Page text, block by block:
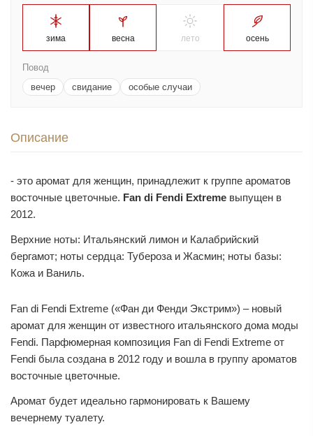
зима весна лето осень
Повод
вечер
свидание особые случаи
Описание
- это аромат для женщин, принадлежит к группе ароматов
восточные цветочные. Fan di Fendi Extreme выпущен в
2012.
Верхние ноты: Итальянский лимон и Калабрийский
бергамот; ноты сердца: Тубероза и Жасмин; ноты базы:
Кожа и Ваниль.
Fan di Fendi Extreme («Фан ди Фенди Экстрим») – новый
аромат для женщин от известного итальянского дома моды
Fendi. Парфюмерная композиция Fan di Fendi Extreme от
Fendi была создана в 2012 году и вошла в группу ароматов
восточные цветочные.
Аромат будет идеально гармонировать к Вашему
вечернему туалету.